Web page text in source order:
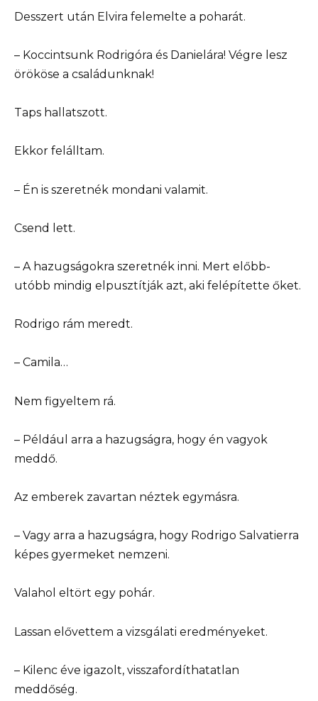
Desszert után Elvira felemelte a poharát.
– Koccintsunk Rodrigóra és Danielára! Végre lesz
örököse a családunknak!
Taps hallatszott.
Ekkor felálltam.
– Én is szeretnék mondani valamit.
Csend lett.
– A hazugságokra szeretnék inni. Mert előbb-
utóbb mindig elpusztítják azt, aki felépítette őket.
Rodrigo rám meredt.
– Camila…
Nem figyeltem rá.
– Például arra a hazugságra, hogy én vagyok
meddő.
Az emberek zavartan néztek egymásra.
– Vagy arra a hazugságra, hogy Rodrigo Salvatierra
képes gyermeket nemzeni.
Valahol eltört egy pohár.
Lassan elővettem a vizsgálati eredményeket.
– Kilenc éve igazolt, visszafordíthatatlan
meddőség.